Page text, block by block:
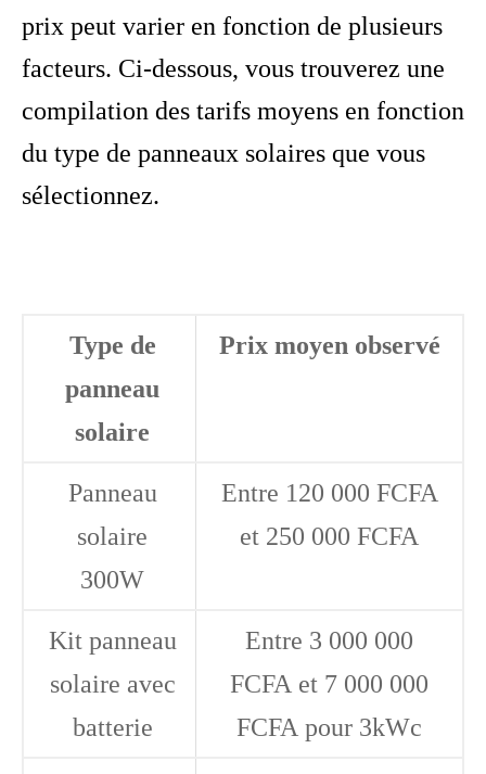
prix peut varier en fonction de plusieurs
facteurs. Ci-dessous, vous trouverez une
compilation des tarifs moyens en fonction
du type de panneaux solaires que vous
sélectionnez.
Type de
panneau
solaire
Prix moyen observé
Panneau
solaire
300W
Entre 120 000 FCFA
et 250 000 FCFA
Kit panneau
solaire avec
batterie
Entre 3 000 000
FCFA et 7 000 000
FCFA pour 3kWc